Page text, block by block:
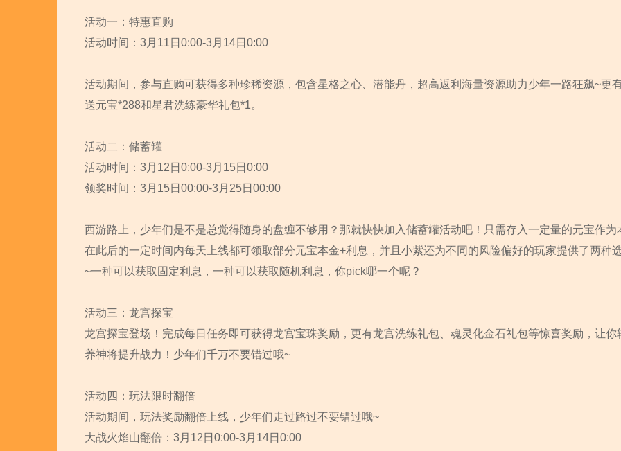
活动一：特惠直购
活动时间：3月11日0:00-3月14日0:00
活动期间，参与直购可获得多种珍稀资源，包含星格之心、潜能丹，超高返利海量资源助力少年一路狂飙~更
送元宝*288和星君洗练豪华礼包*1。
活动二：储蓄罐
活动时间：3月12日0:00-3月15日0:00
领奖时间：3月15日00:00-3月25日00:00
西游路上，少年们是不是总觉得随身的盘缠不够用？那就快快加入储蓄罐活动吧！只需存入一定量的元宝作为
在此后的一定时间内每天上线都可领取部分元宝本金+利息，并且小紫还为不同的风险偏好的玩家提供了两种
~一种可以获取固定利息，一种可以获取随机利息，你pick哪一个呢？
活动三：龙宫探宝
龙宫探宝登场！完成每日任务即可获得龙宫宝珠奖励，更有龙宫洗练礼包、魂灵化金石礼包等惊喜奖励，让你
养神将提升战力！少年们千万不要错过哦~
活动四：玩法限时翻倍
活动期间，玩法奖励翻倍上线，少年们走过路过不要错过哦~
大战火焰山翻倍：3月12日0:00-3月14日0:00